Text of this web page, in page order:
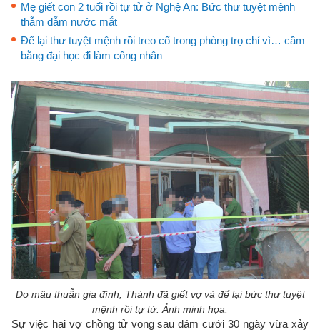
Mẹ giết con 2 tuổi rồi tự tử ở Nghệ An: Bức thư tuyệt mệnh
thẫm đẫm nước mắt
Để lại thư tuyệt mệnh rồi treo cổ trong phòng trọ chỉ vì… cầm
bằng đại học đi làm công nhân
Do mâu thuẫn gia đình, Thành đã giết vợ và để lại bức thư tuyệt
mệnh rồi tự tử. Ảnh minh họa.
Sự việc hai vợ chồng tử vong sau đám cưới 30 ngày vừa xảy